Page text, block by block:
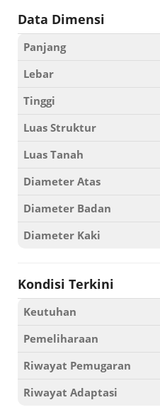
Data Dimensi
Panjang
Lebar
Tinggi
Luas Struktur
Luas Tanah
Diameter Atas
Diameter Badan
Diameter Kaki
Kondisi Terkini
Keutuhan
Pemeliharaan
Riwayat Pemugaran
Riwayat Adaptasi